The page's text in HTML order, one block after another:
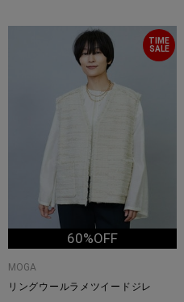
TIME
SALE
60%OFF
MOGA
リングウールラメツイードジレ